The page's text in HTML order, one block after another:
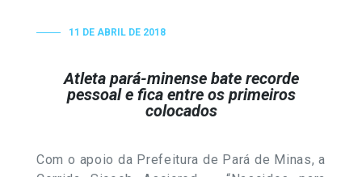
11 DE ABRIL DE 2018
Atleta pará-minense bate recorde
pessoal e fica entre os primeiros
colocados
Com o apoio da Prefeitura de Pará de Minas, a